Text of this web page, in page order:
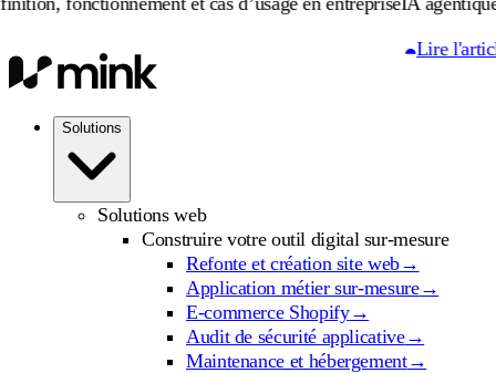
Lire l'article
Solutions
Solutions web
Construire votre outil digital sur-mesure
Refonte et création site web→
Application métier sur-mesure→
E-commerce Shopify→
Audit de sécurité applicative→
Maintenance et hébergement→